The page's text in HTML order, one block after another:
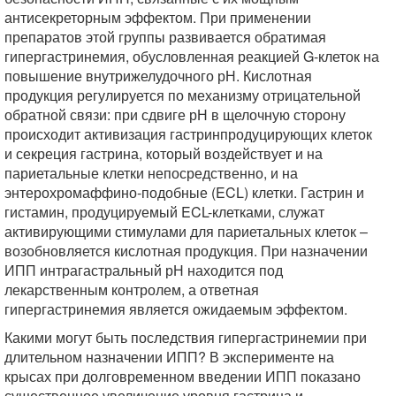
антисекреторным эффектом. При применении
препаратов этой группы развивается обратимая
гипергастринемия, обусловленная реакцией G-клеток на
повышение внутрижелудочного рН. Кислотная
продукция регулируется по механизму отрицательной
обратной связи: при сдвиге рН в щелочную сторону
происходит активизация гастринпродуцирующих клеток
и секреция гастрина, который воздействует и на
париетальные клетки непосредственно, и на
энтерохромаффино-подобные (ECL) клетки. Гастрин и
гистамин, продуцируемый ECL-клетками, служат
активирующими стимулами для париетальных клеток –
возобновляется кислотная продукция. При назначении
ИПП интрагастральный рН находится под
лекарственным контролем, а ответная
гипергастринемия является ожидаемым эффектом.
Какими могут быть последствия гипергастринемии при
длительном назначении ИПП? В эксперименте на
крысах при долговременном введении ИПП показано